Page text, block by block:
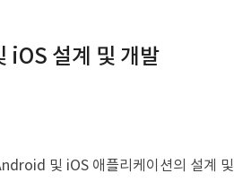
iOS 설계 및 개발
및 iOS 애플리케이션의 설계 및